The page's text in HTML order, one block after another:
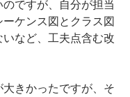
ですが、自分が担当
ケンス図とクラス図
など、工夫点含む改
きかったですが、そ